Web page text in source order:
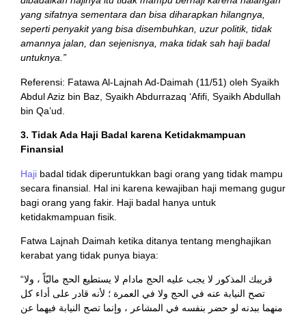
yang sifatnya sementara dan bisa diharapkan hilangnya,
seperti penyakit yang bisa disembuhkan, uzur politik, tidak
amannya jalan, dan sejenisnya, maka tidak sah haji badal
untuknya.”
Referensi: Fatawa Al-Lajnah Ad-Daimah (11/51) oleh Syaikh
Abdul Aziz bin Baz, Syaikh Abdurrazaq ‘Afifi, Syaikh Abdullah
bin Qa’ud.
3. Tidak Ada Haji Badal karena Ketidakmampuan
Finansial
Haji badal tidak diperuntukkan bagi orang yang tidak mampu
secara finansial. Hal ini karena kewajiban haji memang gugur
bagi orang yang fakir. Haji badal hanya untuk
ketidakmampuan fisik.
Fatwa Lajnah Daimah ketika ditanya tentang menghajikan
kerabat yang tidak punya biaya:
“قريبك المذكور لا يجب عليه الحج مادام لا يستطيع الحج ماليّاً ، ولا
تصح النيابة عنه في الحج ولا في العمرة ؛ لأنه قادر على أداء كل
منهما ببدنه لو حضر بنفسه في المشاعر ، وإنما تصح النيابة فيهما عن